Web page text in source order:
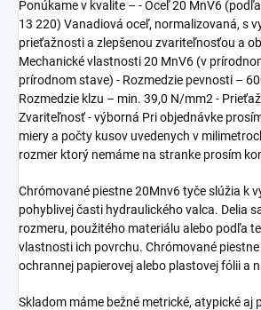
Ponúkame v kvalite – - Oceľ 20 MnV6
13 220) Vanadiová oceľ, normalizovaná, s
prieťažnosti a zlepšenou zvariteľnosťou a
Mechanické vlastnosti 20 MnV6 (v
prírodnom stave) - Rozmedzie pevnosti –
Rozmedzie klzu – min. 39,0 N/mm2 -
Zvariteľnosť - výborná Pri objednávke
miery a počty kusov uvedenych v
rozmer ktorý nemáme na stranke prosím
Chrómované piestne 20Mnv6 tyče slúžia k
pohyblivej časti hydraulického valca. Delia
rozmeru, použitého materiálu alebo podľa
vlastnosti ich povrchu. Chrómované piestne
ochrannej papierovej alebo plastovej fólii a
Skladom máme bežné metrické, atypické aj